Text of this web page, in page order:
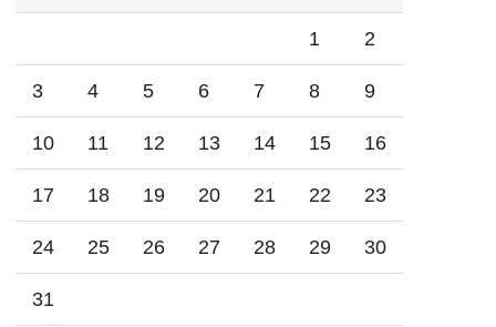
1 2
3 4 5 6 7 8 9
10 11 12 13 14 15 16
17 18 19 20 21 22 23
24 25 26 27 28 29 30
31